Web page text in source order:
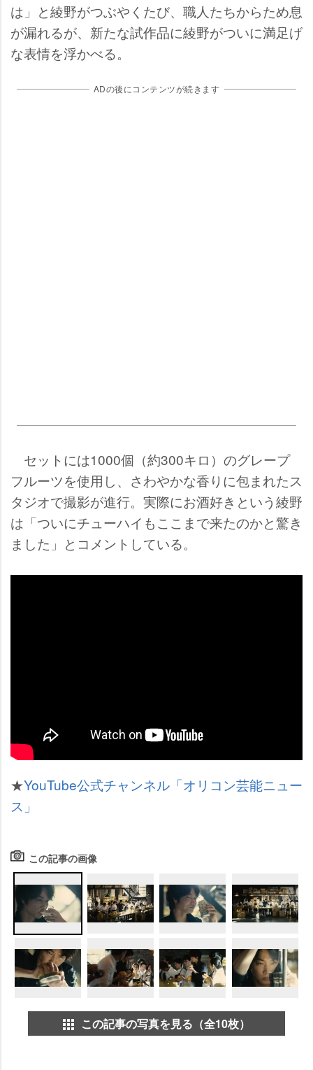
は」と綾野がつぶやくたび、職人たちからため息
が漏れるが、新たな試作品に綾野がついに満足げ
な表情を浮かべる。
ADの後にコンテンツが続きます
セットには1000個（約300キロ）のグレープ
フルーツを使用し、さわやかな香りに包まれたス
タジオで撮影が進行。実際にお酒好きという綾野
は「ついにチューハイもここまで来たのかと驚き
ました」とコメントしている。
★YouTube公式チャンネル「オリコン芸能ニュー
ス」
この記事の画像
この記事の写真を見る（全10枚）